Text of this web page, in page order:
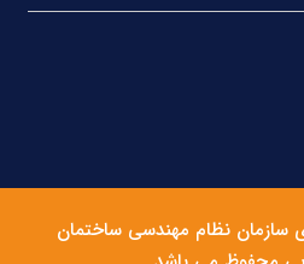
سازمان نظام مهندسی ساختمان